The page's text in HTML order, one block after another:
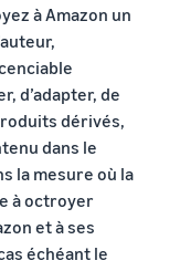
à Amazon un
d’adapter, de
dérivés,
dans le
la mesure où la
à octroyer
et à ses
échéant le